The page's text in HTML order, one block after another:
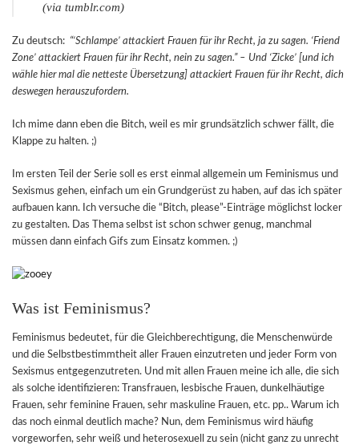
(via tumblr.com)
Zu deutsch: “‘Schlampe’ attackiert Frauen für ihr Recht, ja zu sagen. ‘Friend
Zone’ attackiert Frauen für ihr Recht, nein zu sagen.” – Und ‘Zicke’ [und ich
wähle hier mal die netteste Übersetzung] attackiert Frauen für ihr Recht, dich
deswegen herauszufordern.
Ich mime dann eben die Bitch, weil es mir grundsätzlich schwer fällt, die
Klappe zu halten. ;)
Im ersten Teil der Serie soll es erst einmal allgemein um Feminismus und
Sexismus gehen, einfach um ein Grundgerüst zu haben, auf das ich später
aufbauen kann. Ich versuche die “Bitch, please”-Einträge möglichst locker
zu gestalten. Das Thema selbst ist schon schwer genug, manchmal
müssen dann einfach Gifs zum Einsatz kommen. ;)
Was ist Feminismus?
Feminismus bedeutet, für die Gleichberechtigung, die Menschenwürde
und die Selbstbestimmtheit aller Frauen einzutreten und jeder Form von
Sexismus entgegenzutreten. Und mit allen Frauen meine ich alle, die sich
als solche identifizieren: Transfrauen, lesbische Frauen, dunkelhäutige
Frauen, sehr feminine Frauen, sehr maskuline Frauen, etc. pp.. Warum ich
das noch einmal deutlich mache? Nun, dem Feminismus wird häufig
vorgeworfen, sehr weiß und heterosexuell zu sein (nicht ganz zu unrecht